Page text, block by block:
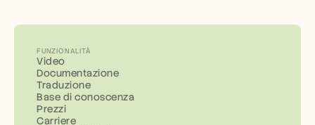
FUNZIONALITÀ
Video
Documentazione
Traduzione
Base di conoscenza
Prezzi
Carriere